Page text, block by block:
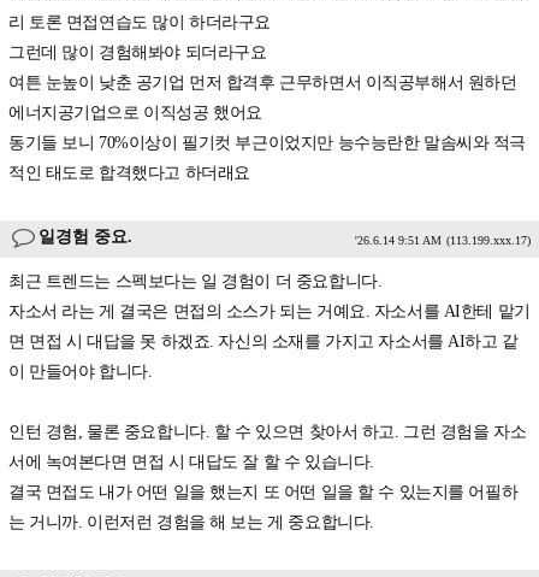
리 토론 면접연습도 많이 하더라구요
그런데 많이 경험해봐야 되더라구요
여튼 눈높이 낮춘 공기업 먼저 합격후 근무하면서 이직공부해서 원하던
에너지공기업으로 이직성공 했어요
동기들 보니 70%이상이 필기컷 부근이었지만 능수능란한 말솜씨와 적극
적인 태도로 합격했다고 하더래요
일경험 중요. '26.6.14 9:51 AM (113.199.xxx.17)
최근 트렌드는 스펙보다는 일 경험이 더 중요합니다.
자소서 라는 게 결국은 면접의 소스가 되는 거예요. 자소서를 AI한테 맡기
면 면접 시 대답을 못 하겠죠. 자신의 소재를 가지고 자소서를 AI하고 같
이 만들어야 합니다.
인턴 경험, 물론 중요합니다. 할 수 있으면 찾아서 하고. 그런 경험을 자소
서에 녹여본다면 면접 시 대답도 잘 할 수 있습니다.
결국 면접도 내가 어떤 일을 했는지 또 어떤 일을 할 수 있는지를 어필하
는 거니까. 이런저런 경험을 해 보는 게 중요합니다.